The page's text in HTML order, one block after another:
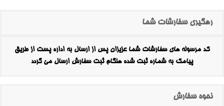
رهگیری سفارشات شما
کد مرسوله های سفارشات شما عزیزان پس از ارسال به اداره پست از طریق
پیامک به شماره ثبت شده هنگام ثبت سفارش ارسال می گردد
نحوه سفارش